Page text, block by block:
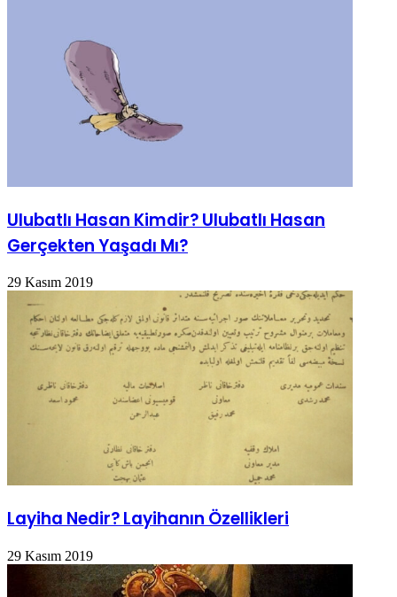
Ulubatlı Hasan Kimdir? Ulubatlı Hasan
Gerçekten Yaşadı Mı?
29 Kasım 2019
Layiha Nedir? Layihanın Özellikleri
29 Kasım 2019